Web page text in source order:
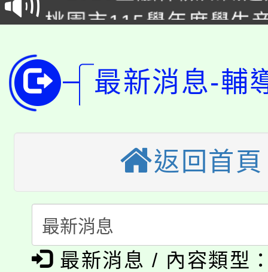
車」活動
桃園市115學年度學生
代理(課)教師甄選結果(
公告本校115學年度第
代理(課)教師甄選結果(
轉知中國文化大學推廣
《TA101》溝通分析基
程，歡迎學生輔導中心
心理、諮商輔導、社會
系所師生報名參加。
轉知苗栗縣政府辦理
縣市「校園短影音徵
門員」簡章及活動海報
踴躍報名參加。
桃園市115學年度學生
要點
「桃園市補助參觀特色
展演活動實施計畫」
115年度「教育部表揚
義教育推展貢獻獎」
公告本校115學年度第
最新消息-輔
返回首頁
最新消息 / 內容類型